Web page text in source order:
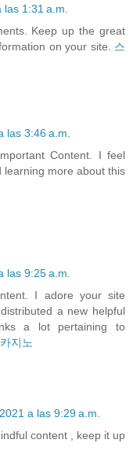
1:31 a.m.
Keep up the great
on your site. 스
las 3:46 a.m.
Content. I feel
more about this
las 9:25 a.m.
I adore your site
a new helpful
a lot pertaining to
지노
a las 9:29 a.m.
content , keep it up